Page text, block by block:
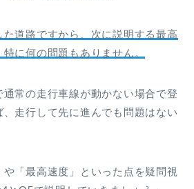
道路ですから、次に説明する最高
に何の問題もありません。
常の走行車線が動かない場合で登
走行して先に進んでも問題はない
「最高速度」といった点を疑問視